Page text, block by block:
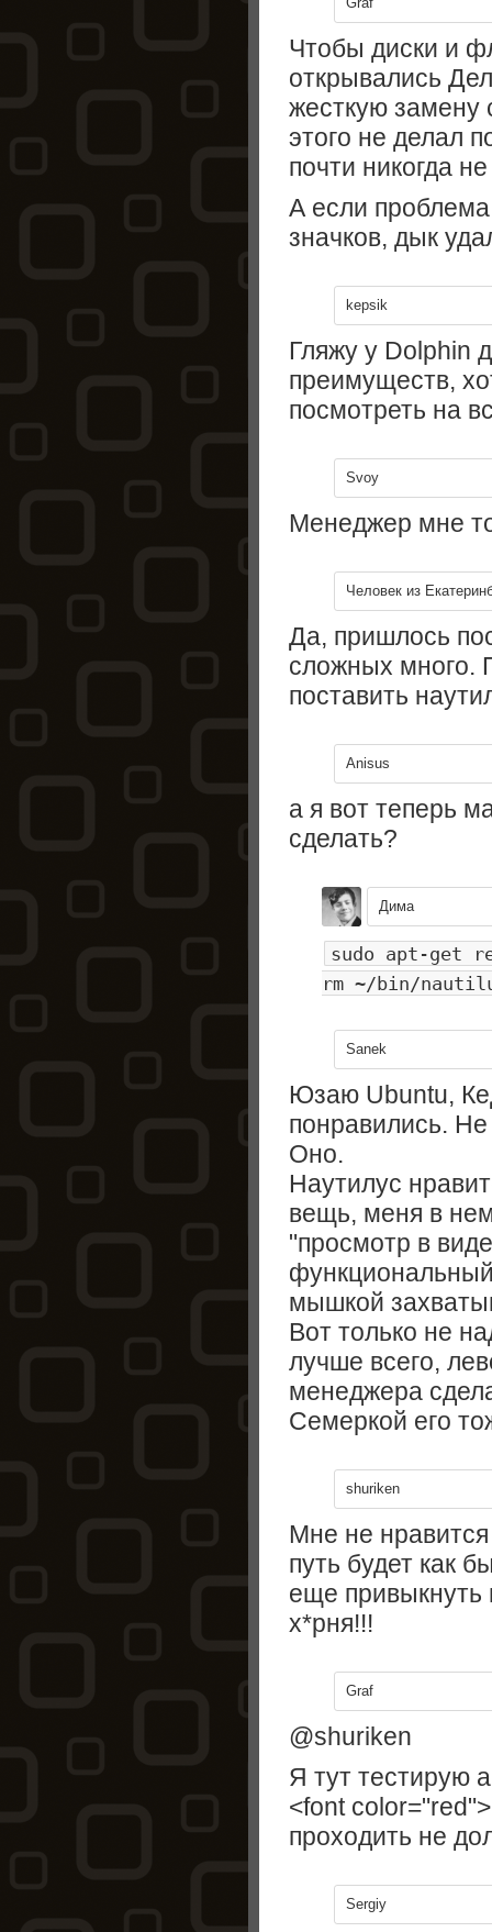
Чтобы диски и
открывались
жесткую замену
этого не делал
почти никогда
А если проблема
значков, дык
kepsik
Гляжу у Dolphin
преимуществ,
посмотреть на
Svoy
Менеджер мне
Человек из
Да, пришлось
сложных много.
поставить
Anisus
а я вот теперь
сделать?
Дима
sudo apt-get
rm ~/bin/
Sanek
Юзаю Ubuntu,
понравились.
Оно.
Наутилус
вещь, меня в
"просмотр в
мышкой
Вот только не
лучше всего,
менеджера
Семеркой его
shuriken
Мне не
путь будет как
еще
х*рня!!!
Graf
@shuriken
Я тут тестирую
<font
проходить не
Sergiy